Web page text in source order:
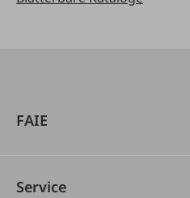
FAIE
Service